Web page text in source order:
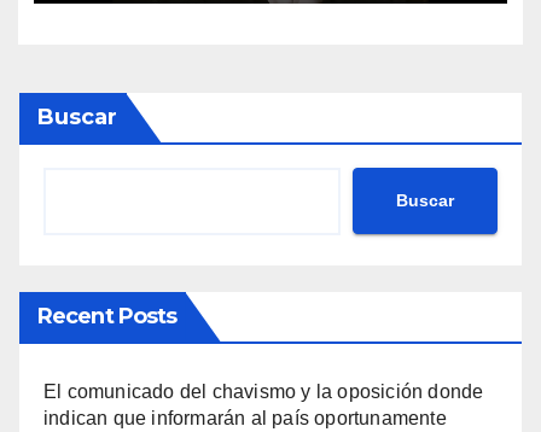
Buscar
Buscar
Recent Posts
El comunicado del chavismo y la oposición donde
indican que informarán al país oportunamente